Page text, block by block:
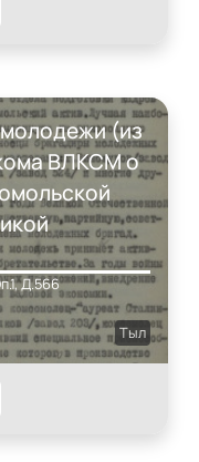
(из
ВЛКСМ о
Д.566
Тыл